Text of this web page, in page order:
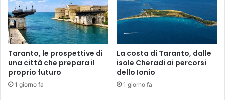
Taranto, le prospettive di
una città che prepara il
proprio futuro
1 giorno fa
La costa di Taranto, dalle
isole Cheradi ai percorsi
dello Ionio
1 giorno fa